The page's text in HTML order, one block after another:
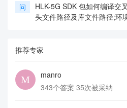
问
HLK-5G SDK 包如何编译交
头文件路径及库文件路径;环
推荐专家
manro
343个答案 35次被采纳